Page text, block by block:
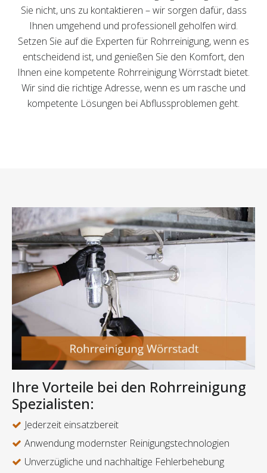
Sie nicht, uns zu kontaktieren – wir sorgen dafür, dass
Ihnen umgehend und professionell geholfen wird.
Setzen Sie auf die Experten für Rohrreinigung, wenn es
entscheidend ist, und genießen Sie den Komfort, den
Ihnen eine kompetente Rohrreinigung Wörrstadt bietet.
Wir sind die richtige Adresse, wenn es um rasche und
kompetente Lösungen bei Abflussproblemen geht.
Ihre Vorteile bei den Rohrreinigung
Spezialisten:
Jederzeit einsatzbereit
Anwendung modernster Reinigungstechnologien
Unverzügliche und nachhaltige Fehlerbehebung